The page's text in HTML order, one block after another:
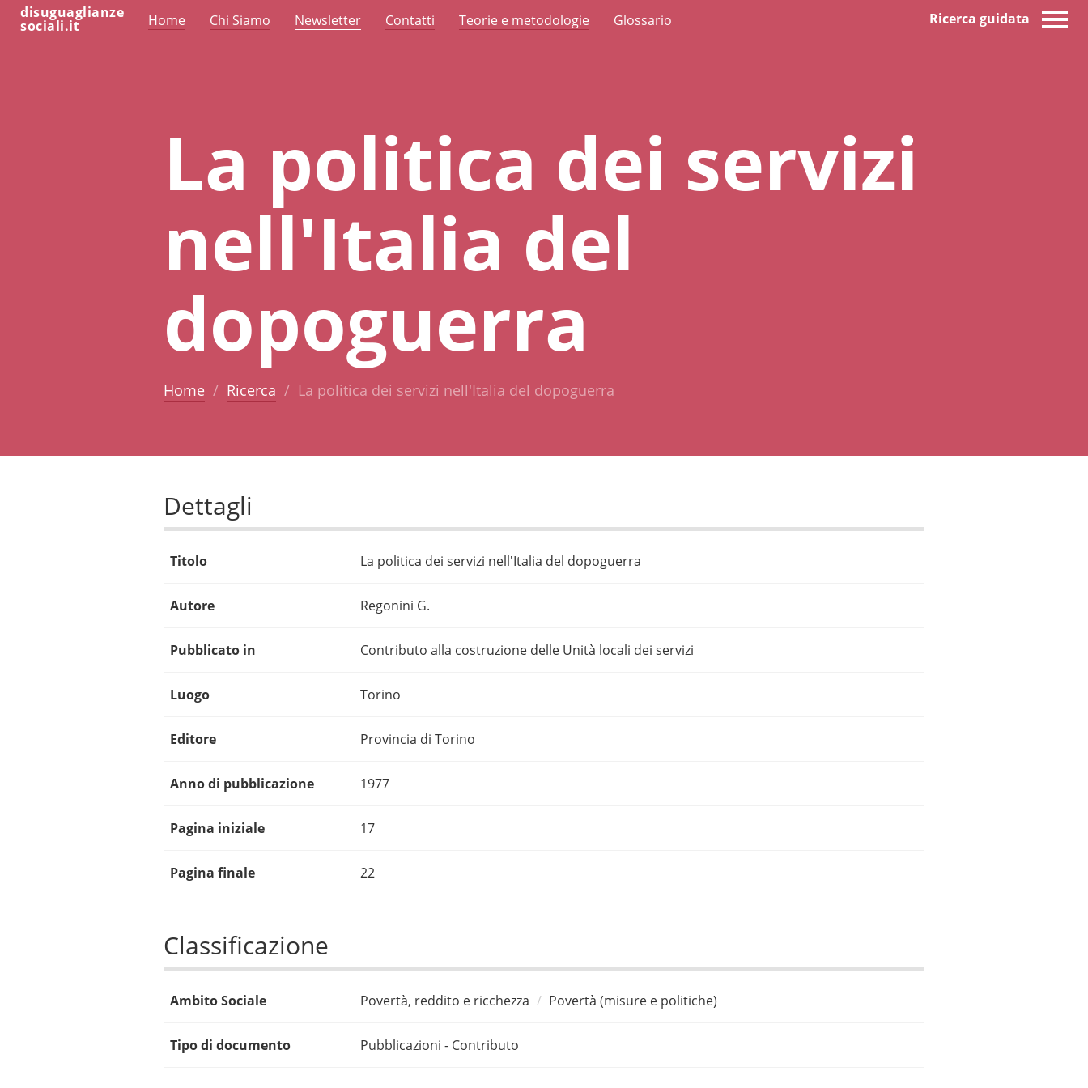
disuguaglianze
sociali.it Home Chi Siamo Newsletter Contatti Teorie e metodologie Glossario Ricerca guidata
La politica dei servizi
nell'Italia del
dopoguerra
Home Ricerca La politica dei servizi nell'Italia del dopoguerra
Dettagli
Titolo La politica dei servizi nell'Italia del dopoguerra
Autore Regonini G.
Pubblicato in Contributo alla costruzione delle Unità locali dei servizi
Luogo Torino
Editore Provincia di Torino
Anno di pubblicazione 1977
Pagina iniziale 17
Pagina finale 22
Classificazione
Ambito Sociale Povertà, reddito e ricchezza Povertà (misure e politiche)
Tipo di documento Pubblicazioni - Contributo